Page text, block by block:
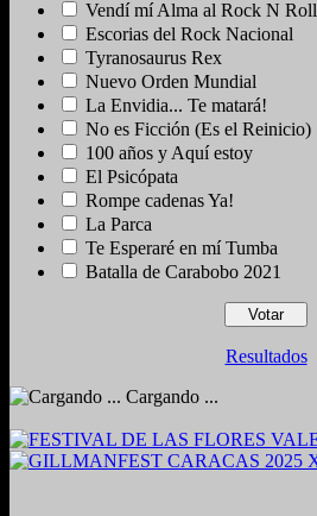
Vendí mí Alma al Rock N Roll
Escorias del Rock Nacional
Tyranosaurus Rex
Nuevo Orden Mundial
La Envidia... Te matará!
No es Ficción (Es el Reinicio)
100 años y Aquí estoy
El Psicópata
Rompe cadenas Ya!
La Parca
Te Esperaré en mí Tumba
Batalla de Carabobo 2021
Resultados
Cargando ...